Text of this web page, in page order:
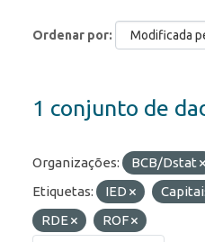
Ordenar por
1 conjunto de
Organizações: BCB/Dstat
Etiquetas:
IED
RDE
ROF